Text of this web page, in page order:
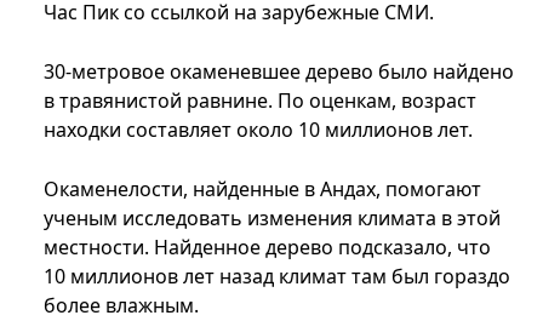
Час Пик со ссылкой на зарубежные СМИ.
30-метровое окаменевшее дерево было найдено
в травянистой равнине. По оценкам, возраст
находки составляет около 10 миллионов лет.
Окаменелости, найденные в Андах, помогают
ученым исследовать изменения климата в этой
местности. Найденное дерево подсказало, что
10 миллионов лет назад климат там был гораздо
более влажным.